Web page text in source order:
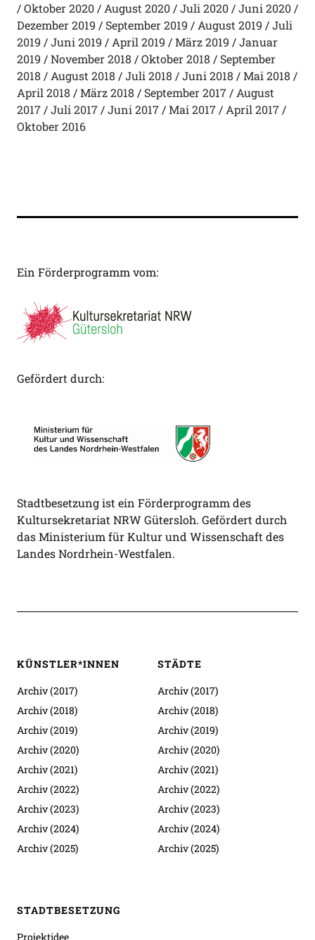
Oktober 2020
August 2020 Juli 2020
Juni 2020
Dezember 2019
September 2019 August 2019
Juli
2019
Juni 2019 April 2019 März 2019
Januar
2019
November 2018 Oktober 2018
September
2018
August 2018 Juli 2018 Juni 2018
Mai 2018
April 2018
März 2018 September 2017
August
2017
Juli 2017 Juni 2017 Mai 2017
April 2017
Oktober 2016
Ein Förderprogramm vom:
Gefördert durch:
Stadtbesetzung ist ein Förderprogramm des
Kultursekretariat NRW Gütersloh. Gefördert durch
das Ministerium für Kultur und Wissenschaft des
Landes Nordrhein-Westfalen.
KÜNSTLER*INNEN
Archiv (2017)
Archiv (2018)
Archiv (2019)
Archiv (2020)
Archiv (2021)
Archiv (2022)
Archiv (2023)
Archiv (2024)
Archiv (2025)
STÄDTE
Archiv (2017)
Archiv (2018)
Archiv (2019)
Archiv (2020)
Archiv (2021)
Archiv (2022)
Archiv (2023)
Archiv (2024)
Archiv (2025)
STADTBESETZUNG
Projektidee